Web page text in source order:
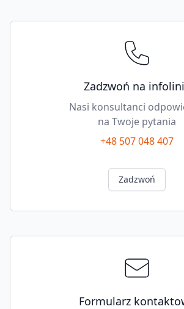
Zadzwoń na
Nasi konsultanci
na Twoje pytania
+48 507 048 407
Zadzwoń
Formularz